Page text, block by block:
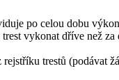
po celou dobu
vykonat dříve než
trestů (podávat